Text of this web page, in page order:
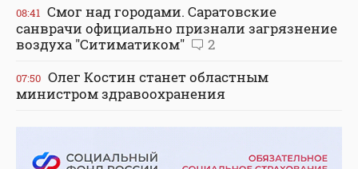
08:41 Смог над городами. Саратовские
санврачи официально признали загрязнение
воздуха "Ситиматиком"
2
07:50 Олег Костин станет областным
министром здравоохранения